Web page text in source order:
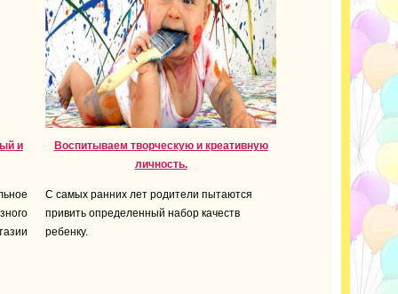
и
Воспитываем творческую и креативную
личность.
С самых ранних лет родители пытаются
привить определенный набор качеств
ребенку.